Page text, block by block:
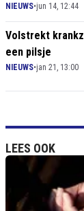
NIEUWS•jun 14, 12:44
Volstrekt
een pilsje
NIEUWS•jan 21, 13:00
LEES OOK